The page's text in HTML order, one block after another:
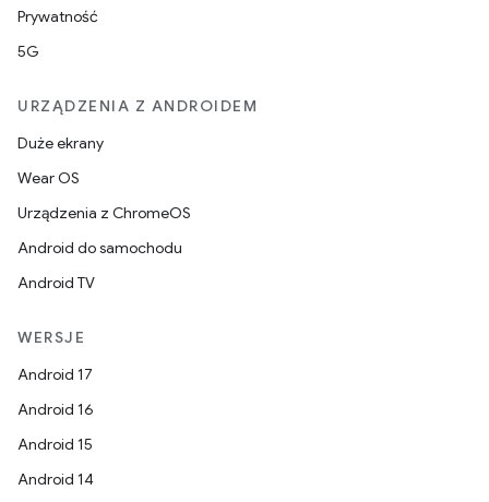
Prywatność
5G
URZĄDZENIA Z ANDROIDEM
Duże ekrany
Wear OS
Urządzenia z ChromeOS
Android do samochodu
Android TV
WERSJE
Android 17
Android 16
Android 15
Android 14